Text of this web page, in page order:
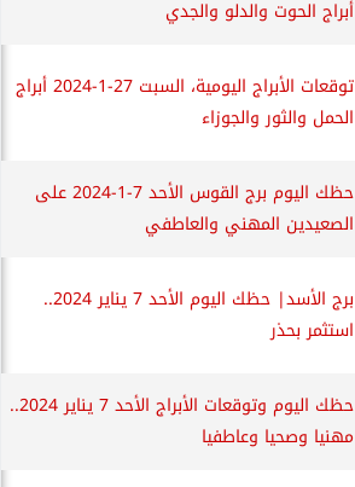
أبراج الحوت والدلو والجدي
توقعات الأبراج اليومية، السبت 27-1-2024 أبراج
الحمل والثور والجوزاء
حظك اليوم برج القوس الأحد 7-1-2024 على
الصعيدين المهني والعاطفي
برج الأسد| حظك اليوم الأحد 7 يناير 2024..
استثمر بحذر
حظك اليوم وتوقعات الأبراج الأحد 7 يناير 2024..
مهنيا وصحيا وعاطفيا